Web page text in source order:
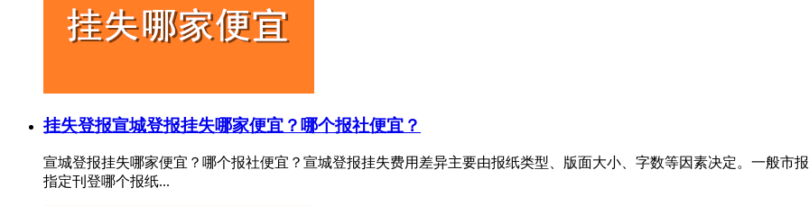
挂失登报宣城登报挂失哪家便宜？哪个报社便宜？
宣城登报挂失哪家便宜？哪个报社便宜？宣城登报挂失费用差异主要由报纸类型、版面大小、字数等因素决定。一般市
指定刊登哪个报纸...